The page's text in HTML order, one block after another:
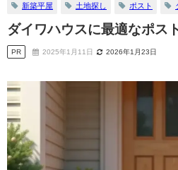
新築平屋 土地探し ポスト
ダイワハウスに最適なポス
PR 2025年1月11日 2026年1月23日